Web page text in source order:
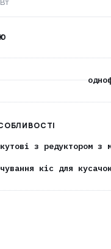
кутові з редуктором з
кіс для